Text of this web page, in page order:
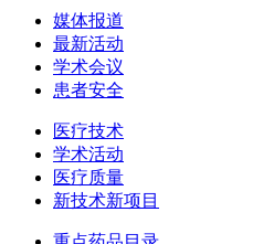
媒体报道
最新活动
学术会议
患者安全
医疗技术
学术活动
医疗质量
新技术新项目